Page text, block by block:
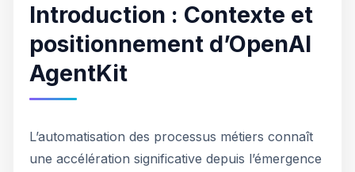
Introduction : Contexte et
positionnement d’OpenAI
AgentKit
L’automatisation des processus métiers connaît
une accélération significative depuis l’émergence